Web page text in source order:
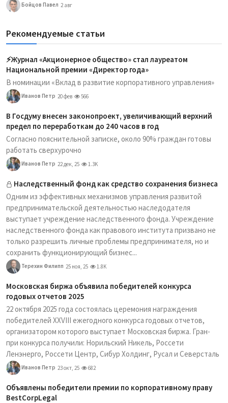
Бойцов Павел 2 авг
Рекомендуемые статьи
⚡️Журнал «Акционерное общество» стал лауреатом
Национальной премии «Директор года»
В номинации «Вклад в развитие корпоративного управления»
Иванов Петр 20 фев 566
В Госдуму внесен законопроект, увеличивающий верхний
предел по переработкам до 240 часов в год
Согласно пояснительной записке, около 90% граждан готовы
работать сверхурочно
Иванов Петр 22 дек, 25 1.3K
Наследственный фонд как средство сохранения бизнеса
Одним из эффективных механизмов управления развитой
предпринимательской деятельностью наследодателя
выступает учреждение наследственного фонда. Учреждение
наследственного фонда как правового института призвано не
только разрешить личные проблемы предпринимателя, но и
сохранить функционирующий бизнес...
Терехин Филипп 25 ноя, 25 1.8K
Московская биржа объявила победителей конкурса
годовых отчетов 2025
22 октября 2025 года состоялась церемония награждения
победителей XXVIII ежегодного конкурса годовых отчетов,
организатором которого выступает Московская биржа. Гран-
при конкурса получили: Норильский Никель, Россети
Ленэнерго, Россети Центр, Сибур Холдинг, Русал и Северсталь
Иванов Петр 23 окт, 25 682
Объявлены победители премии по корпоративному праву
BestCorpLegal